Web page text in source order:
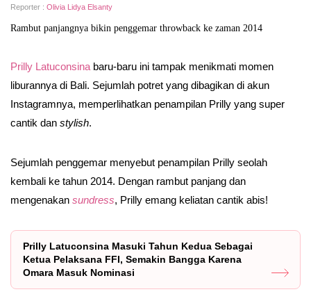
Reporter : Olivia Lidya Elsanty
Rambut panjangnya bikin penggemar throwback ke zaman 2014
Prilly Latuconsina baru-baru ini tampak menikmati momen
liburannya di Bali. Sejumlah potret yang dibagikan di akun
Instagramnya, memperlihatkan penampilan Prilly yang super
cantik dan stylish.
Sejumlah penggemar menyebut penampilan Prilly seolah
kembali ke tahun 2014. Dengan rambut panjang dan
mengenakan sundress, Prilly emang keliatan cantik abis!
Prilly Latuconsina Masuki Tahun Kedua Sebagai
Ketua Pelaksana FFI, Semakin Bangga Karena
Omara Masuk Nominasi